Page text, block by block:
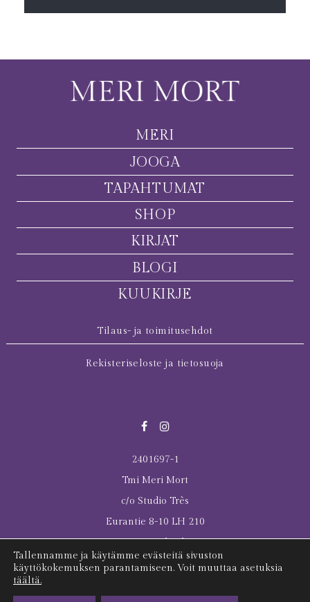
MERI
JOOGA
TAPAHTUMAT
SHOP
KIRJAT
BLOGI
KUUKIRJE
Tilaus- ja toimitusehdot
Rekisteriseloste ja tietosuoja
2401697-1
Tmi Meri Mort
c/o Studio Très
Eurantie 8-10 LH 210
00550 Helsinki
© 2026 All rights reserved Meri Mort
Last Tuesday was here
Tallennamme ja käytämme evästeitä sivuston
käyttökokemuksen parantamiseen. Voit muuttaa asetuksia
täältä.